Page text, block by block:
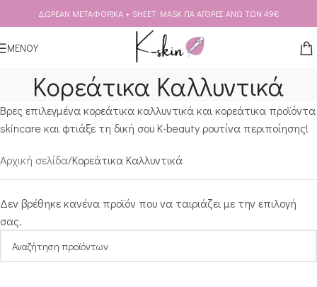
Skip to navigation
Skip to main content
ΔΩΡΕΑΝ ΜΕΤΑΦΟΡΙΚΑ + SHEET MASK ΓΙΑ ΑΓΟΡΕΣ ΑΝΩ ΤΩΝ 49€
ΜΕΝΟΥ
Κορεάτικα Καλλυντικά
Βρες επιλεγμένα κορεάτικα καλλυντικά και κορεάτικα προϊόντα
skincare και φτιάξε τη δική σου K-beauty ρουτίνα περιποίησης!
Αρχική σελίδα Κορεάτικα Καλλυντικά
Δεν βρέθηκε κανένα προϊόν που να ταιριάζει με την επιλογή
σας.